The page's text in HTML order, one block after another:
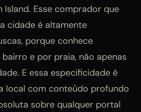
Island. Esse comprador que
cidade é altamente
porque conhece
e por praia, não apenas
E essa especificidade é
local com conteúdo profundo
sobre qualquer portal